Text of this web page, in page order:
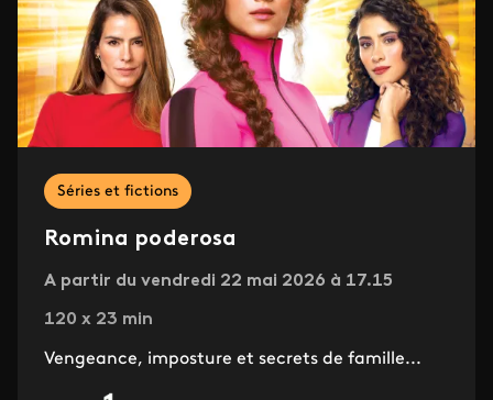
Séries et fictions
Romina poderosa
A partir du vendredi 22 mai 2026 à 17.15
120 x 23 min
Vengeance, imposture et secrets de famille...